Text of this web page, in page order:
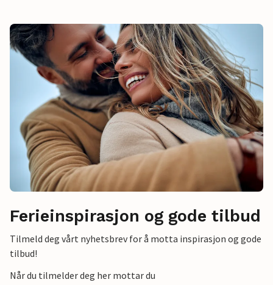
Ferieinspirasjon og gode tilbud
Tilmeld deg vårt nyhetsbrev for å motta inspirasjon og gode
tilbud!
Når du tilmelder deg her mottar du